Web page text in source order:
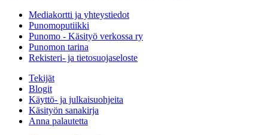
Mediakortti ja yhteystiedot
Punomoputiikki
Punomo - Käsityö verkossa ry
Punomon tarina
Rekisteri- ja tietosuojaseloste
Tekijät
Blogit
Käyttö- ja julkaisuohjeita
Käsityön sanakirja
Anna palautetta